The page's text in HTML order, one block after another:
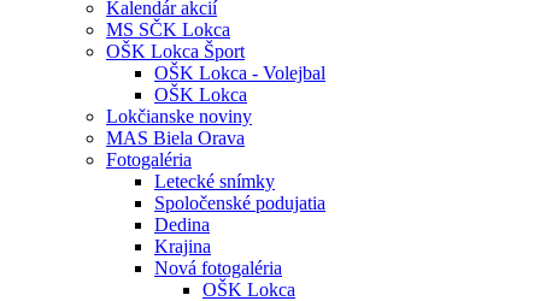
Kalendár akcií
MS SČK Lokca
OŠK Lokca Šport
OŠK Lokca - Volejbal
OŠK Lokca
Lokčianske noviny
MAS Biela Orava
Fotogaléria
Letecké snímky
Spoločenské podujatia
Dedina
Krajina
Nová fotogaléria
OŠK Lokca